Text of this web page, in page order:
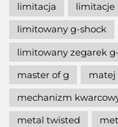
limitacja
limitacje
limitowany g-shock
limitowany zegarek
master of g
matej
mechanizm
metal twisted